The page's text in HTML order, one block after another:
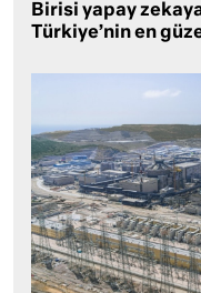
Birisi yapay
Türkiye’nin en